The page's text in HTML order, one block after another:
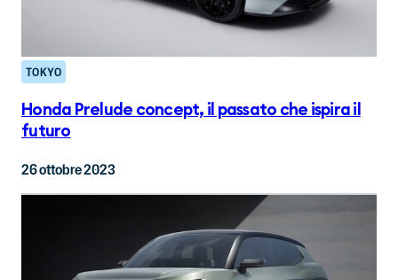
TOKYO
Honda Prelude concept, il passato che ispira il
futuro
26 ottobre 2023